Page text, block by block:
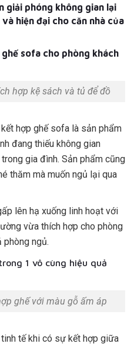
giải phóng không gian lại
hiện đại cho căn nhà của
sofa cho phòng khách
hợp kệ sách và tủ để đồ
hợp ghế sofa là sản phẩm
đang thiếu không gian
gia đình. Sản phẩm cũng
thăm mà muốn ngủ lại qua
lên hạ xuống linh hoạt với
vừa thích hợp cho phòng
phòng ngủ.
1 vô cùng hiệu quả
ghế với màu gỗ ấm áp
tế khi có sự kết hợp giữa